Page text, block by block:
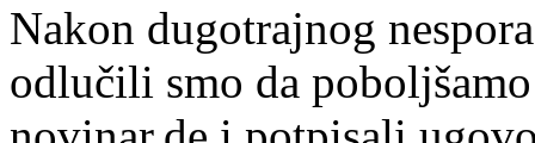
Nakon dugotrajnog
odlučili smo da